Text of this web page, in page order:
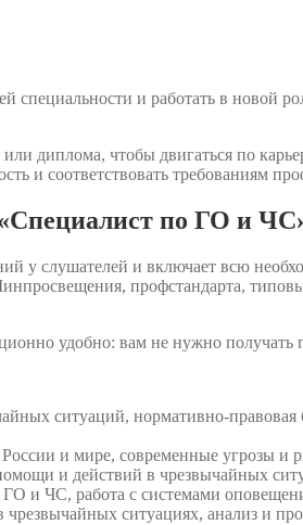
специальности и работать в новой
диплома, чтобы двигаться по
и соответствовать требованиям
по ГО и
у слушателей и включает всю
профстандарта,
удобно: вам не нужно
ситуаций, нормативно-правовая
и мире, современные угрозы
и действий в чрезвычайных
и ЧС, работа с системами
ситуациях, анализ и